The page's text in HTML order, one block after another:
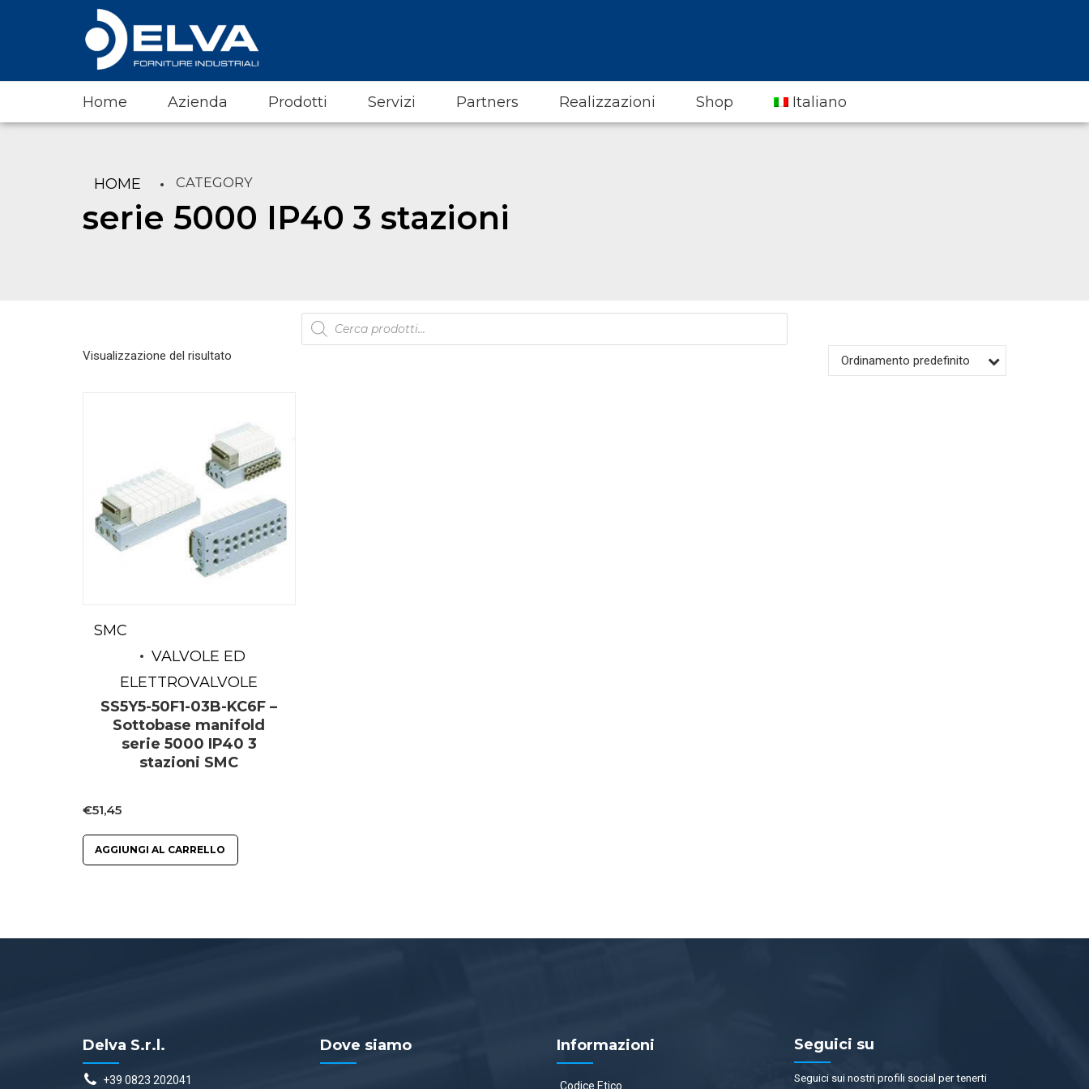
Home Azienda Prodotti Servizi Partners Realizzazioni Shop Italiano
HOME CATEGORY
serie 5000 IP40 3 stazioni
Products
search
Visualizzazione del risultato Ordinamento predefinito
SMC
VALVOLE ED
ELETTROVALVOLE
SS5Y5-50F1-03B-KC6F –
Sottobase manifold
serie 5000 IP40 3
stazioni SMC
€51,45
AGGIUNGI AL CARRELLO
Delva S.r.l.
+39 0823 202041
Dove siamo Informazioni
Codice Etico
Seguici su
Seguici sui nostri profili social per tenerti